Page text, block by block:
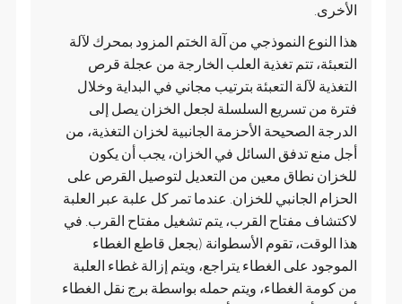
الأخرى.
هذا النوع النموذجي من آلة الختم المزود بمحرك لآلة
التعبئة، تتم تغذية العلب الخارجة من عجلة قرص
التغذية لآلة التعبئة بترتيب مجاني في البداية وخلال
فترة من تسريع السلسلة لجعل الخزان يصل إلى
الدرجة الصحيحة الأحزمة الجانبية لخزان التغذية، من
أجل منع تدفق السائل في الخزان، يجب أن يكون
للخزان نطاق معين من التعديل لتوصيل القرص على
الحزام الجانبي للخزان. عندما تمر كل علبة عبر العلبة
لاكتشاف مفتاح القرب، يتم تشغيل مفتاح القرب. في
هذا الوقت، تقوم الأسطوانة (بجعل قاطع الغطاء
الموجود على الغطاء يتراجع، ويتم إزالة غطاء العلبة
من كومة الغطاء، ويتم حمله بواسطة برج نقل الغطاء